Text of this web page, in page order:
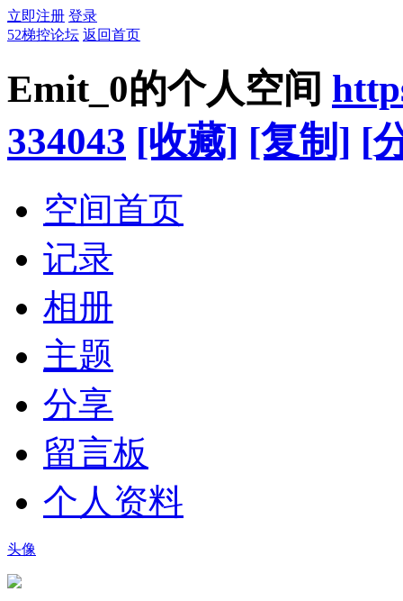
立即注册 登录
52梯控论坛 返回首页
Emit_0的个人空间
334043 [收藏] [复制] [
空间首页
记录
相册
主题
分享
留言板
个人资料
头像